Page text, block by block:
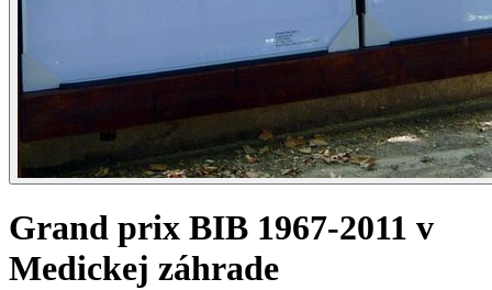
Grand prix BIB 1967-2011 v
Medickej záhrade